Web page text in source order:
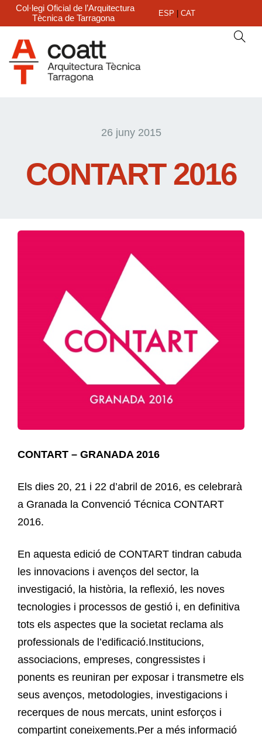
Col·legi Oficial de l’Arquitectura
Tècnica de Tarragona
ESP CAT
26 juny 2015
CONTART 2016
CONTART – GRANADA 2016
Els dies 20, 21 i 22 d’abril de 2016, es celebrarà
a Granada la Convenció Técnica CONTART
2016.
En aquesta edició de CONTART tindran cabuda
les innovacions i avenços del sector, la
investigació, la història, la reflexió, les noves
tecnologies i processos de gestió i, en definitiva
tots els aspectes que la societat reclama als
professionals de l’edificació.Institucions,
associacions, empreses, congressistes i
ponents es reuniran per exposar i transmetre els
seus avenços, metodologies, investigacions i
recerques de nous mercats, unint esforços i
compartint coneixements.Per a més informació